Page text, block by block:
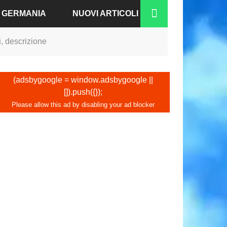
BADEN
NUOVI ARTICOLI
descrizione
(adsbygoogle = window.adsbygoogle ||
[]).push({});